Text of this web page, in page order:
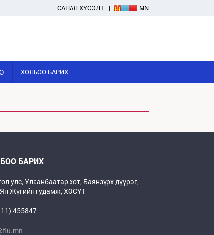
САНАЛ ХҮСЭЛТ MN
ХОЛБОО БАРИХ
БАРИХ
улс, Улаанбаатар хот, Баянзүрх дүүрэг,
Жүгийн гудамж, ХӨСҮТ
455847